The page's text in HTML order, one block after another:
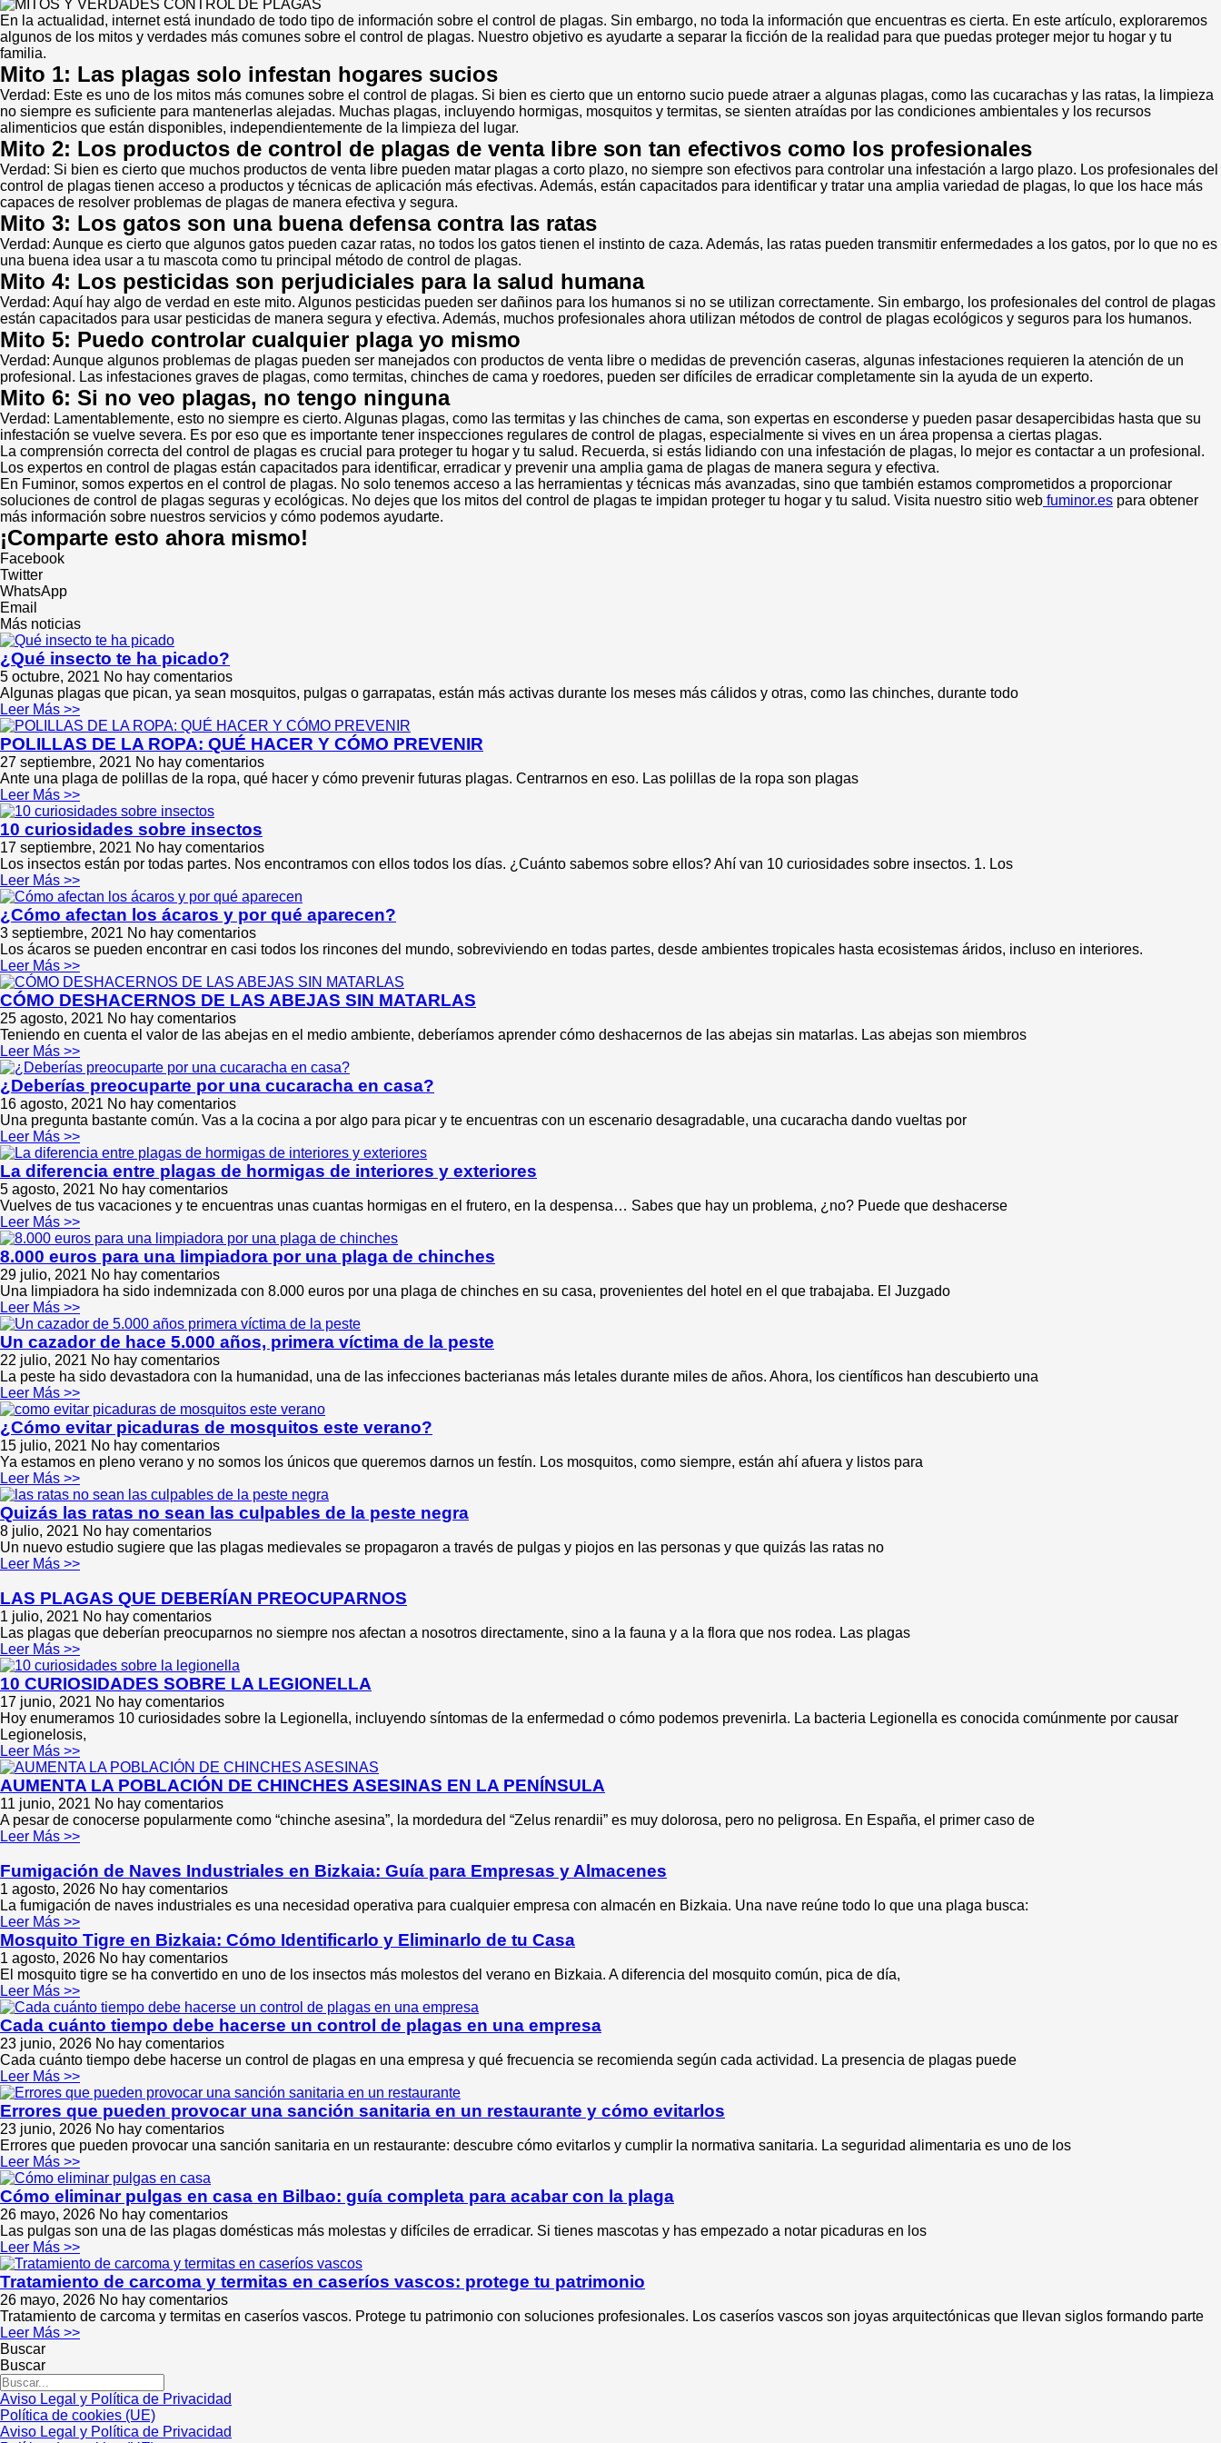
En la actualidad, internet está inundado de todo tipo de información sobre el control de plagas. Sin embargo, no toda la información que encuentras es cierta. En este artículo, exploraremos
algunos de los mitos y verdades más comunes sobre el control de plagas. Nuestro objetivo es ayudarte a separar la ficción de la realidad para que puedas proteger mejor tu hogar y tu
familia.
Mito 1: Las plagas solo infestan hogares sucios
Verdad: Este es uno de los mitos más comunes sobre el control de plagas. Si bien es cierto que un entorno sucio puede atraer a algunas plagas, como las cucarachas y las ratas, la limpieza
no siempre es suficiente para mantenerlas alejadas. Muchas plagas, incluyendo hormigas, mosquitos y termitas, se sienten atraídas por las condiciones ambientales y los recursos
alimenticios que están disponibles, independientemente de la limpieza del lugar.
Mito 2: Los productos de control de plagas de venta libre son tan efectivos como los profesionales
Verdad: Si bien es cierto que muchos productos de venta libre pueden matar plagas a corto plazo, no siempre son efectivos para controlar una infestación a largo plazo. Los profesionales del
control de plagas tienen acceso a productos y técnicas de aplicación más efectivas. Además, están capacitados para identificar y tratar una amplia variedad de plagas, lo que los hace más
capaces de resolver problemas de plagas de manera efectiva y segura.
Mito 3: Los gatos son una buena defensa contra las ratas
Verdad: Aunque es cierto que algunos gatos pueden cazar ratas, no todos los gatos tienen el instinto de caza. Además, las ratas pueden transmitir enfermedades a los gatos, por lo que no es
una buena idea usar a tu mascota como tu principal método de control de plagas.
Mito 4: Los pesticidas son perjudiciales para la salud humana
Verdad: Aquí hay algo de verdad en este mito. Algunos pesticidas pueden ser dañinos para los humanos si no se utilizan correctamente. Sin embargo, los profesionales del control de plagas
están capacitados para usar pesticidas de manera segura y efectiva. Además, muchos profesionales ahora utilizan métodos de control de plagas ecológicos y seguros para los humanos.
Mito 5: Puedo controlar cualquier plaga yo mismo
Verdad: Aunque algunos problemas de plagas pueden ser manejados con productos de venta libre o medidas de prevención caseras, algunas infestaciones requieren la atención de un
profesional. Las infestaciones graves de plagas, como termitas, chinches de cama y roedores, pueden ser difíciles de erradicar completamente sin la ayuda de un experto.
Mito 6: Si no veo plagas, no tengo ninguna
Verdad: Lamentablemente, esto no siempre es cierto. Algunas plagas, como las termitas y las chinches de cama, son expertas en esconderse y pueden pasar desapercibidas hasta que su
infestación se vuelve severa. Es por eso que es importante tener inspecciones regulares de control de plagas, especialmente si vives en un área propensa a ciertas plagas.
La comprensión correcta del control de plagas es crucial para proteger tu hogar y tu salud. Recuerda, si estás lidiando con una infestación de plagas, lo mejor es contactar a un profesional.
Los expertos en control de plagas están capacitados para identificar, erradicar y prevenir una amplia gama de plagas de manera segura y efectiva.
En Fuminor, somos expertos en el control de plagas. No solo tenemos acceso a las herramientas y técnicas más avanzadas, sino que también estamos comprometidos a proporcionar
soluciones de control de plagas seguras y ecológicas. No dejes que los mitos del control de plagas te impidan proteger tu hogar y tu salud. Visita nuestro sitio web fuminor.es para obtener
más información sobre nuestros servicios y cómo podemos ayudarte.
¡Comparte esto ahora mismo!
Facebook
Twitter
WhatsApp
Email
Más noticias
¿Qué insecto te ha picado?
5 octubre, 2021 No hay comentarios
Algunas plagas que pican, ya sean mosquitos, pulgas o garrapatas, están más activas durante los meses más cálidos y otras, como las chinches, durante todo
Leer Más >>
POLILLAS DE LA ROPA: QUÉ HACER Y CÓMO PREVENIR
27 septiembre, 2021 No hay comentarios
Ante una plaga de polillas de la ropa, qué hacer y cómo prevenir futuras plagas. Centrarnos en eso. Las polillas de la ropa son plagas
Leer Más >>
10 curiosidades sobre insectos
17 septiembre, 2021 No hay comentarios
Los insectos están por todas partes. Nos encontramos con ellos todos los días. ¿Cuánto sabemos sobre ellos? Ahí van 10 curiosidades sobre insectos. 1. Los
Leer Más >>
¿Cómo afectan los ácaros y por qué aparecen?
3 septiembre, 2021 No hay comentarios
Los ácaros se pueden encontrar en casi todos los rincones del mundo, sobreviviendo en todas partes, desde ambientes tropicales hasta ecosistemas áridos, incluso en interiores.
Leer Más >>
CÓMO DESHACERNOS DE LAS ABEJAS SIN MATARLAS
25 agosto, 2021 No hay comentarios
Teniendo en cuenta el valor de las abejas en el medio ambiente, deberíamos aprender cómo deshacernos de las abejas sin matarlas. Las abejas son miembros
Leer Más >>
¿Deberías preocuparte por una cucaracha en casa?
16 agosto, 2021 No hay comentarios
Una pregunta bastante común. Vas a la cocina a por algo para picar y te encuentras con un escenario desagradable, una cucaracha dando vueltas por
Leer Más >>
La diferencia entre plagas de hormigas de interiores y exteriores
5 agosto, 2021 No hay comentarios
Vuelves de tus vacaciones y te encuentras unas cuantas hormigas en el frutero, en la despensa… Sabes que hay un problema, ¿no? Puede que deshacerse
Leer Más >>
8.000 euros para una limpiadora por una plaga de chinches
29 julio, 2021 No hay comentarios
Una limpiadora ha sido indemnizada con 8.000 euros por una plaga de chinches en su casa, provenientes del hotel en el que trabajaba. El Juzgado
Leer Más >>
Un cazador de hace 5.000 años, primera víctima de la peste
22 julio, 2021 No hay comentarios
La peste ha sido devastadora con la humanidad, una de las infecciones bacterianas más letales durante miles de años. Ahora, los científicos han descubierto una
Leer Más >>
¿Cómo evitar picaduras de mosquitos este verano?
15 julio, 2021 No hay comentarios
Ya estamos en pleno verano y no somos los únicos que queremos darnos un festín. Los mosquitos, como siempre, están ahí afuera y listos para
Leer Más >>
Quizás las ratas no sean las culpables de la peste negra
8 julio, 2021 No hay comentarios
Un nuevo estudio sugiere que las plagas medievales se propagaron a través de pulgas y piojos en las personas y que quizás las ratas no
Leer Más >>
LAS PLAGAS QUE DEBERÍAN PREOCUPARNOS
1 julio, 2021 No hay comentarios
Las plagas que deberían preocuparnos no siempre nos afectan a nosotros directamente, sino a la fauna y a la flora que nos rodea. Las plagas
Leer Más >>
10 CURIOSIDADES SOBRE LA LEGIONELLA
17 junio, 2021 No hay comentarios
Hoy enumeramos 10 curiosidades sobre la Legionella, incluyendo síntomas de la enfermedad o cómo podemos prevenirla. La bacteria Legionella es conocida comúnmente por causar
Legionelosis,
Leer Más >>
AUMENTA LA POBLACIÓN DE CHINCHES ASESINAS EN LA PENÍNSULA
11 junio, 2021 No hay comentarios
A pesar de conocerse popularmente como “chinche asesina”, la mordedura del “Zelus renardii” es muy dolorosa, pero no peligrosa. En España, el primer caso de
Leer Más >>
Fumigación de Naves Industriales en Bizkaia: Guía para Empresas y Almacenes
1 agosto, 2026 No hay comentarios
La fumigación de naves industriales es una necesidad operativa para cualquier empresa con almacén en Bizkaia. Una nave reúne todo lo que una plaga busca:
Leer Más >>
Mosquito Tigre en Bizkaia: Cómo Identificarlo y Eliminarlo de tu Casa
1 agosto, 2026 No hay comentarios
El mosquito tigre se ha convertido en uno de los insectos más molestos del verano en Bizkaia. A diferencia del mosquito común, pica de día,
Leer Más >>
Cada cuánto tiempo debe hacerse un control de plagas en una empresa
23 junio, 2026 No hay comentarios
Cada cuánto tiempo debe hacerse un control de plagas en una empresa y qué frecuencia se recomienda según cada actividad. La presencia de plagas puede
Leer Más >>
Errores que pueden provocar una sanción sanitaria en un restaurante y cómo evitarlos
23 junio, 2026 No hay comentarios
Errores que pueden provocar una sanción sanitaria en un restaurante: descubre cómo evitarlos y cumplir la normativa sanitaria. La seguridad alimentaria es uno de los
Leer Más >>
Cómo eliminar pulgas en casa en Bilbao: guía completa para acabar con la plaga
26 mayo, 2026 No hay comentarios
Las pulgas son una de las plagas domésticas más molestas y difíciles de erradicar. Si tienes mascotas y has empezado a notar picaduras en los
Leer Más >>
Tratamiento de carcoma y termitas en caseríos vascos: protege tu patrimonio
26 mayo, 2026 No hay comentarios
Tratamiento de carcoma y termitas en caseríos vascos. Protege tu patrimonio con soluciones profesionales. Los caseríos vascos son joyas arquitectónicas que llevan siglos formando parte
Leer Más >>
Buscar
Buscar
Aviso Legal y Política de Privacidad
Política de cookies (UE)
Aviso Legal y Política de Privacidad